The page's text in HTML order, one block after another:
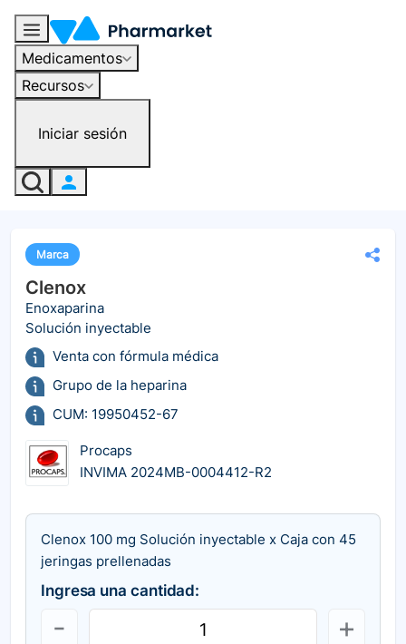
Medicamentos
Recursos
Iniciar sesión
Marca
Clenox
Enoxaparina
Solución inyectable
Venta con fórmula médica
Grupo de la heparina
CUM: 19950452-67
Procaps
INVIMA 2024MB-0004412-R2
Clenox 100 mg Solución inyectable x Caja con 45
jeringas prellenadas
Ingresa una cantidad: